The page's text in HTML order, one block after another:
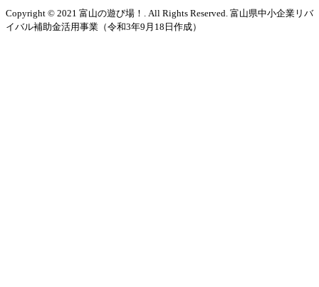
Copyright © 2021 富山の遊び場！. All Rights Reserved. 富山県中小企業リバ
イバル補助金活用事業（令和3年9月18日作成）